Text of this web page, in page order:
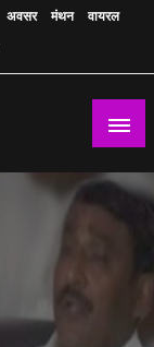
अवसर मंथन
वायरल